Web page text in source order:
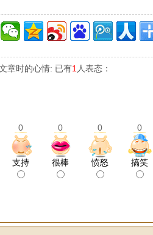
章时的心情: 已有1 人表态：
0 0 0 0
支持 很棒 愤怒 搞笑